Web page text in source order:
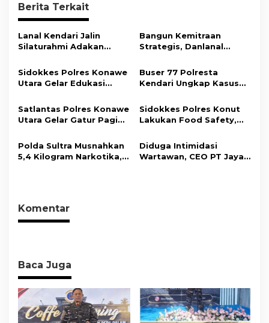
a
s
i
o
Berita Terkait
Lanal Kendari Jalin
Silaturahmi Adakan
Bersama Insan Pers.
Bangun Kemitraan
Strategis, Danlanal
Wujudkan Informasi
Objektif dan Berimbang
Sidokkes Polres Konawe
Utara Gelar Edukasi
Koroner, Tingkatkan
Kesadaran Personel
akan Pentingnya Hidup
Buser 77 Polresta
Kendari Ungkap Kasus
Hasil Curian Berhasil
Diamankan
Satlantas Polres Konawe
Utara Gelar Gatur Pagi
Ciptakan Kamseltibcar
Lantas dan Pelayanan
Masyarakat
Sidokkes Polres Konut
Lakukan Food Safety,
Memenuhi Standar
Keamanan Dan Layak
Konsumsi
Polda Sultra Musnahkan
5,4 Kilogram Narkotika,
Diduga Intimidasi
Wartawan, CEO PT Jaya
Komentar
Baca Juga